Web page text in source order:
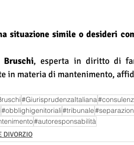
situazione simile o desideri
Bruschi, esperta in diritto di
in materia di mantenimento,
#GiurisprudenzaItaliana
#obblighigenitoriali#tribunale
#autoresponsabilità
DIVORZIO